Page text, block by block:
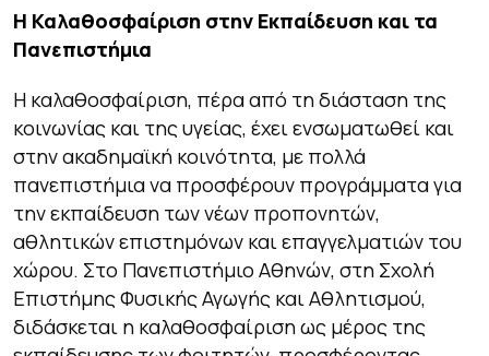
Η Καλαθοσφαίριση στην Εκπαίδευση και τα
Πανεπιστήμια
Η καλαθοσφαίριση, πέρα από τη διάσταση της
κοινωνίας και της υγείας, έχει ενσωματωθεί και
στην ακαδημαϊκή κοινότητα, με πολλά
πανεπιστήμια να προσφέρουν προγράμματα για
την εκπαίδευση των νέων προπονητών,
αθλητικών επιστημόνων και επαγγελματιών του
χώρου. Στο Πανεπιστήμιο Αθηνών, στη Σχολή
Επιστήμης Φυσικής Αγωγής και Αθλητισμού,
διδάσκεται η καλαθοσφαίριση ως μέρος της